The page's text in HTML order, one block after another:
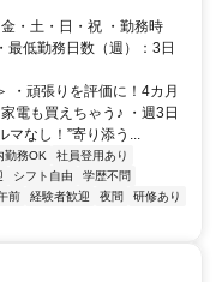
・土・日・祝 ・勤務時
最低勤務日数（週）：3日
・頑張りを評価に！4カ月
電も買えちゃう♪ ・週3日
なし！”寄り添う...
勤務OK
社員登用あり
シフト自由
学歴不問
前 経験者歓迎 夜間
研修あり